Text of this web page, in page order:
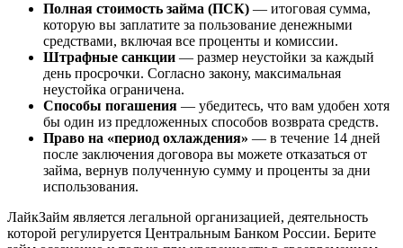
Полная стоимость займа (ПСК) — итоговая сумма,
которую вы заплатите за пользование денежными
средствами, включая все проценты и комиссии.
Штрафные санкции — размер неустойки за каждый
день просрочки. Согласно закону, максимальная
неустойка ограничена.
Способы погашения — убедитесь, что вам удобен хотя
бы один из предложенных способов возврата средств.
Право на «период охлаждения» — в течение 14 дней
после заключения договора вы можете отказаться от
займа, вернув полученную сумму и проценты за дни
использования.
ЛайкЗайм является легальной организацией, деятельность
которой регулируется Центральным Банком России. Берите